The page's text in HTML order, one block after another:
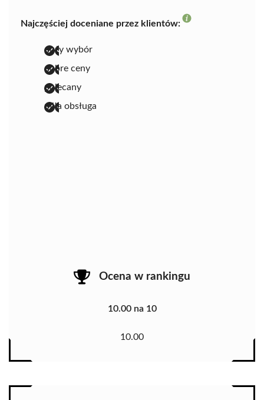
Najczęściej doceniane przez klientów:
duży wybór
dobre ceny
polecany
miła obsługa
Ocena w rankingu
10.00 na 10
10.00